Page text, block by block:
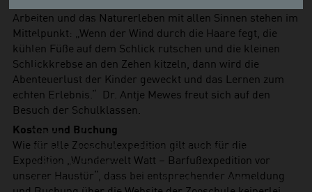
Tierpflege
Tierbeschäftigung
Tiertraining
Tiermedizin im Zoo
Forschung
Stadt der Wissenschaft
Nachhaltigkeit
Nachhaltigkeitsstrategie
Artenschutz
Aktuelle Artenschutz-Projekte finanziert aus dem
Artenschutz-Euro
Artenschutz im Zoo für die heimische Tierwelt
Arbeiten und das Naturerleben mit allen Sinnen stehen im
Mittelpunkt: „Wenn der Wind durch die Haare fegt, die
kühlen Füße auf dem Schlick rutschen und die kleinen
Schlickkrebse an den Zehen kitzeln, dann wird die
Abenteuerlust der Kinder geweckt und das Lernen zum
echten Erlebnis.“ Dr. Antje Mewes freut sich auf den
Besuch der Schulklassen.
Kosten und Buchung
Wie für alle Zooschulexpedition gilt auch für die
Expedition „Wunderwelt Watt – Barfußexpedition vor
unserer Haustür“, dass bei entsprechender Anmeldung